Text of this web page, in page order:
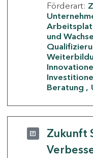
Förderart:
und
Beratung
Zukunft